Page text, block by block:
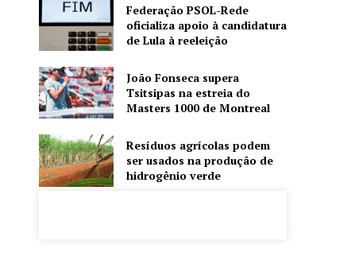
Federação PSOL-Rede
oficializa apoio à candidatura
de Lula à reeleição
João Fonseca supera
Tsitsipas na estreia do
Masters 1000 de Montreal
Resíduos agrícolas podem
ser usados na produção de
hidrogênio verde